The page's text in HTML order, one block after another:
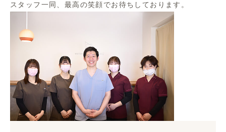
スタッフ一同、最高の笑顔でお待ちしております。